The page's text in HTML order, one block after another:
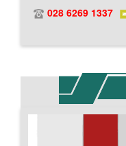
028 6269 1337